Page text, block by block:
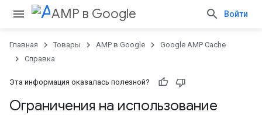
AMP в Google Войти
Главная Товары AMP в Google
Google AMP Cache
Справка
Эта информация оказалась полезной?
Ограничения на использование